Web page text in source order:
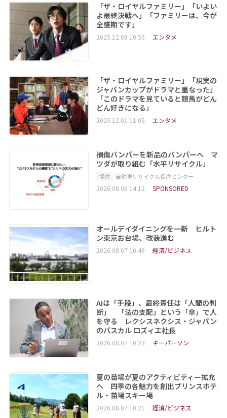
「ザ・ロイヤルファミリー」「いよい
よ最終決戦へ」「ファミリーは、今が
全盛期です」
2025.12.08 10:55 エンタメ
「ザ・ロイヤルファミリー」「現実の
ジャパンカップがドラマと重なった」
「このドラマを見ていると競馬がどん
どん好きになる」
2025.12.01 11:05 エンタメ
損傷バンパーを新品のバンパーへ マ
ツダが取り組む「水平リサイクル」
提供 自動車リサイクル促進センター
2026.08.06 14:12 SPONSORED
オールデイダイニングを一新 ヒルト
ン東京お台場、改装進む
2026.08.07 10:49 経済/ビジネス
AIは「手段」、最終責任は「人間の判
断」 「法の支配」という「傘」で人
を守る レクシスネクシス・ジャパン
のパスカル ロズィエ社長
2026.08.07 10:23 キーパーソン
夏の苗場が夏のアクティビティー拡充
へ 四季の各魅力を創出プリンスホテ
ル・苗場スキー場
2026.08.07 10:21 経済/ビジネス